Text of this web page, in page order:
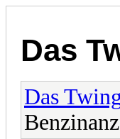
Das
Das